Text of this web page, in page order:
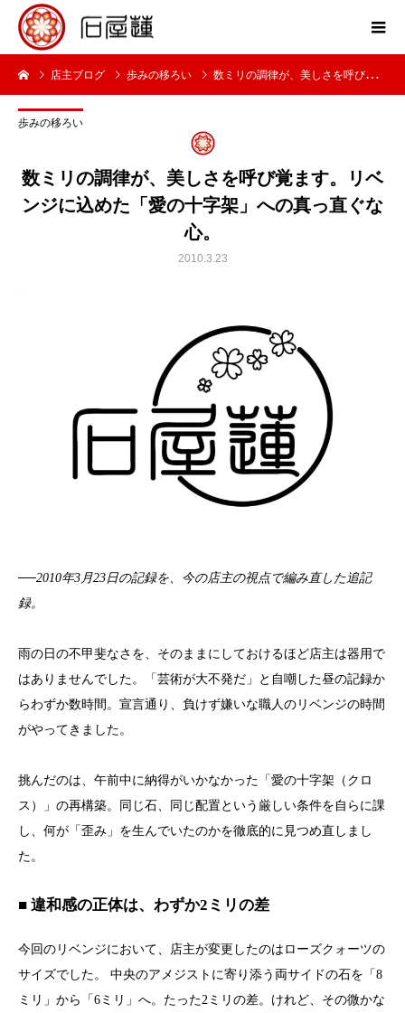
店主ブログ 歩みの移ろい 数ミリの調律が、美しさを呼び覚ます。リベンジに込めた「愛の十字架」への真っ直ぐな心。
歩みの移ろい
数ミリの調律が、美しさを呼び覚ます。リベ
ンジに込めた「愛の十字架」への真っ直ぐな
心。
2010.3.23
──2010年3月23日の記録を、今の店主の視点で編み直した追記
録。
雨の日の不甲斐なさを、そのままにしておけるほど店主は器用で
はありませんでした。「芸術が大不発だ」と自嘲した昼の記録か
らわずか数時間。宣言通り、負けず嫌いな職人のリベンジの時間
がやってきました。
挑んだのは、午前中に納得がいかなかった「愛の十字架（クロ
ス）」の再構築。同じ石、同じ配置という厳しい条件を自らに課
し、何が「歪み」を生んでいたのかを徹底的に見つめ直しまし
た。
■ 違和感の正体は、わずか2ミリの差
今回のリベンジにおいて、店主が変更したのはローズクォーツの
サイズでした。 中央のアメジストに寄り添う両サイドの石を「8
ミリ」から「6ミリ」へ。たった2ミリの差。けれど、その微かな